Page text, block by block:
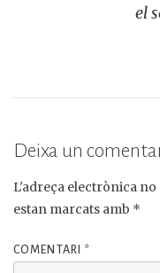
el
Deixa un
L'adreça electrònica no
estan marcats amb *
COMENTARI *